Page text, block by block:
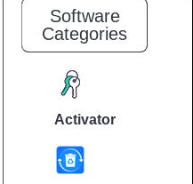
Software
Categories
Activator